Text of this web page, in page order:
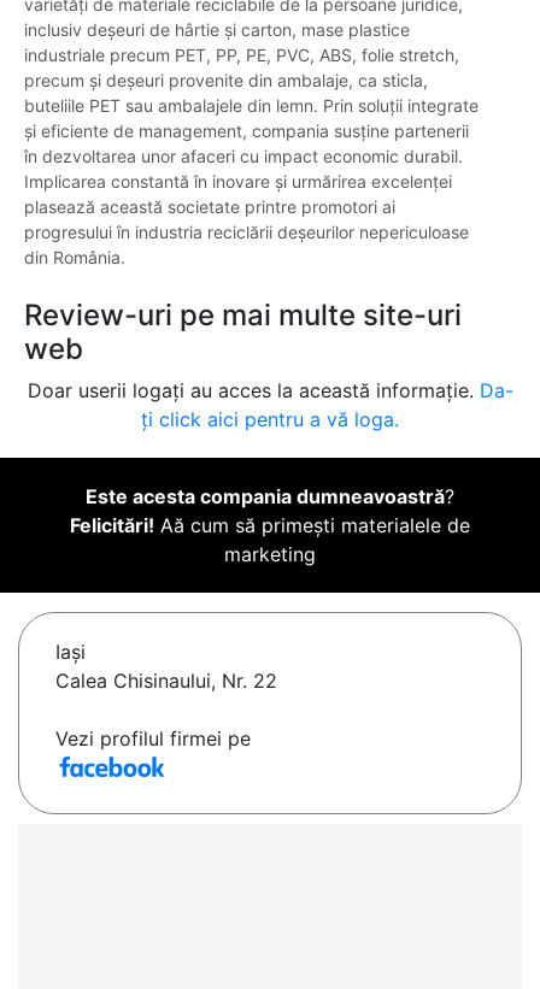
varietăți de materiale reciclabile de la persoane juridice,
inclusiv deșeuri de hârtie și carton, mase plastice
industriale precum PET, PP, PE, PVC, ABS, folie stretch,
precum și deșeuri provenite din ambalaje, ca sticla,
buteliile PET sau ambalajele din lemn. Prin soluții integrate
și eficiente de management, compania susține partenerii
în dezvoltarea unor afaceri cu impact economic durabil.
Implicarea constantă în inovare și urmărirea excelenței
plasează această societate printre promotori ai
progresului în industria reciclării deșeurilor nepericuloase
din România.
Review-uri pe mai multe site-uri
web
Doar userii logați au acces la această informație. Da-
ți click aici pentru a vă loga.
Este acesta compania dumneavoastră?
Felicitări! Aă cum să primești materialele de
marketing
Iaşi
Calea Chisinaului, Nr. 22
Vezi profilul firmei pe